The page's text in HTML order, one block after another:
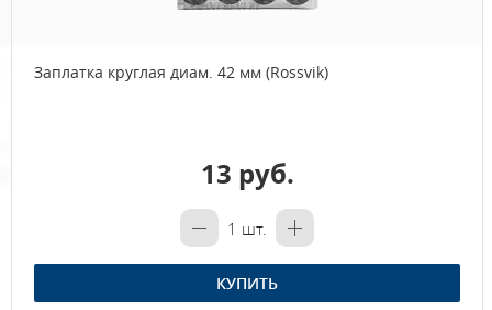
Заплатка круглая диам. 42 мм (Rossvik)
13 руб.
1 шт.
КУПИТЬ